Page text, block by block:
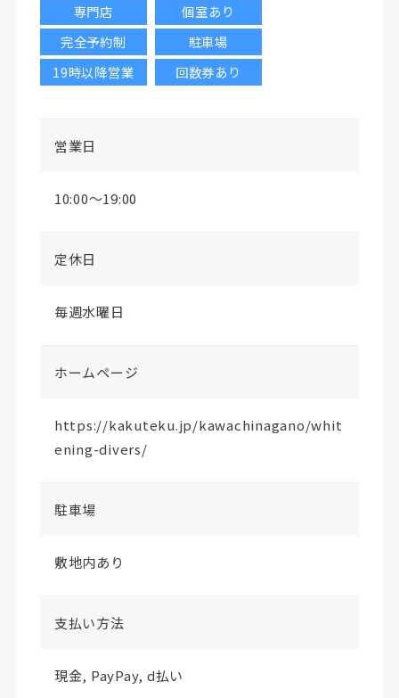
専門店
個室あり
完全予約制
駐車場
19時以降営業
回数券あり
営業日
10:00～19:00
定休日
毎週水曜日
ホームページ
https://kakuteku.jp/kawachinagano/whit
ening-divers/
駐車場
敷地内あり
支払い方法
現金, PayPay, d払い